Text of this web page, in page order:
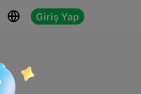
 Giriş Yap